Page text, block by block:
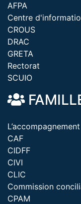
AFPA
Centre
CROUS
DRAC
GRETA
Rectorat
SCUIO
CAF
CIDFF
CIVI
CLIC
Commission
CPAM